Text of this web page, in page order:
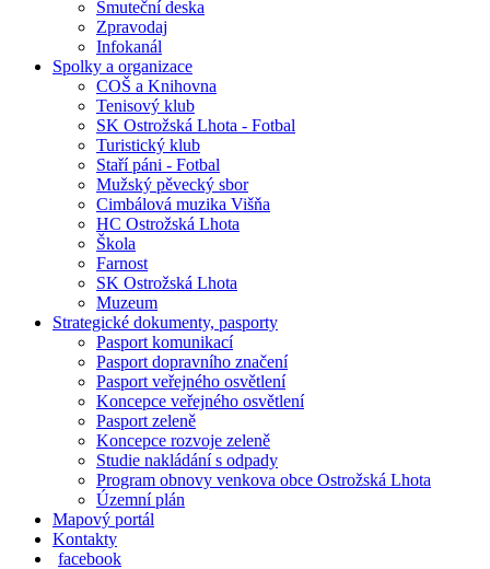
Smuteční deska
Zpravodaj
Infokanál
Spolky a organizace
COŠ a Knihovna
Tenisový klub
SK Ostrožská Lhota - Fotbal
Turistický klub
Staří páni - Fotbal
Mužský pěvecký sbor
Cimbálová muzika Višňa
HC Ostrožská Lhota
Škola
Farnost
SK Ostrožská Lhota
Muzeum
Strategické dokumenty, pasporty
Pasport komunikací
Pasport dopravního značení
Pasport veřejného osvětlení
Koncepce veřejného osvětlení
Pasport zeleně
Koncepce rozvoje zeleně
Studie nakládání s odpady
Program obnovy venkova obce Ostrožská Lhota
Územní plán
Mapový portál
Kontakty
facebook